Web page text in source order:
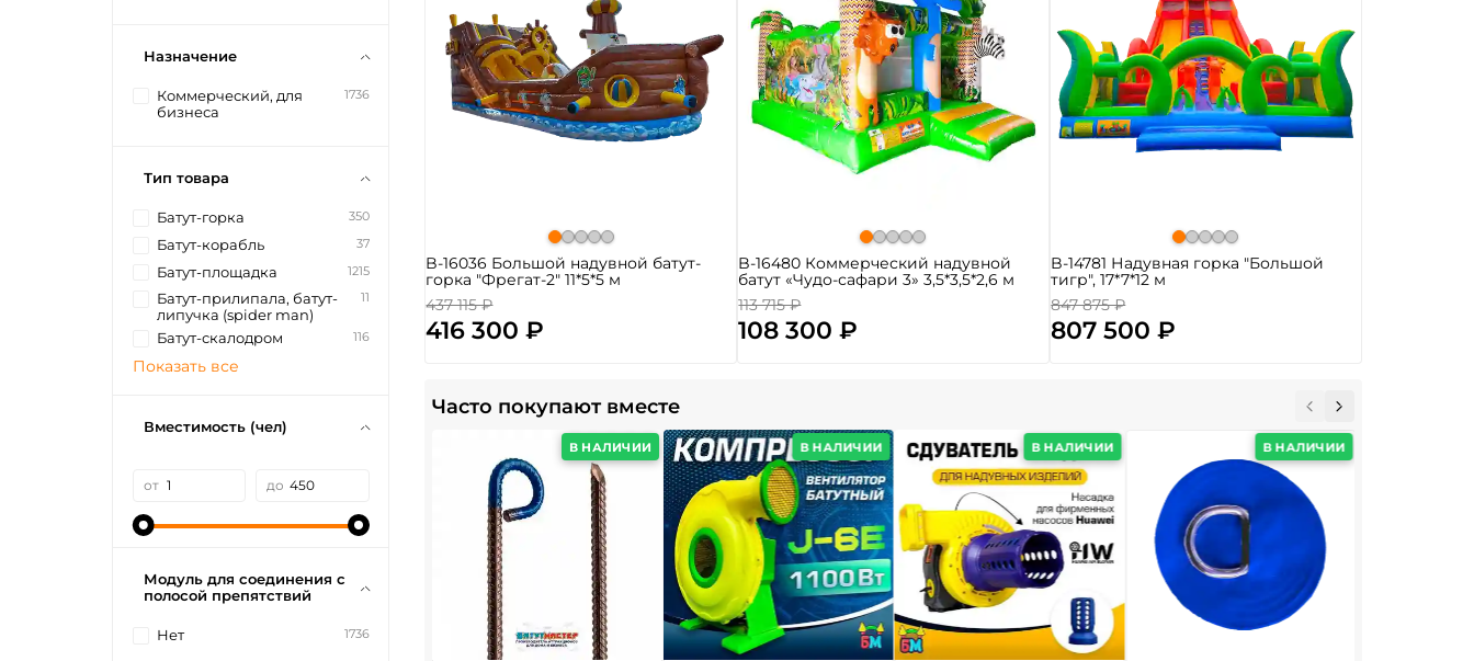
B-16036 Большой надувной батут-
горка "Фрегат-2" 11*5*5 м
437 115 ₽
416 300 ₽
B-16480 Коммерческий надувной
батут «Чудо-сафари 3» 3,5*3,5*2,6 м
113 715 ₽
108 300 ₽
B-14781 Надувная горка "Большой
тигр", 17*7*12 м
847 875 ₽
807 500 ₽
Часто покупают вместе
В НАЛИЧИИ В НАЛИЧИИ В НАЛИЧИИ В НАЛИЧИИ
Назначение
Коммерческий, для
бизнеса
1736
Тип товара
Батут-горка 350
Батут-корабль 37
Батут-площадка 1215
Батут-прилипала, батут-
липучка (spider man)
11
Батут-скалодром 116
Показать все
Вместимость (чел)
от до
Модуль для соединения с
полосой препятствий
Нет 1736